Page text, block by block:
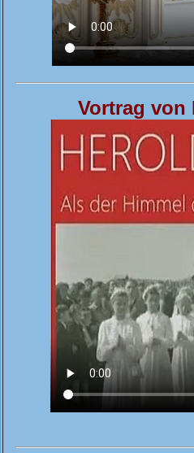
Vortrag von